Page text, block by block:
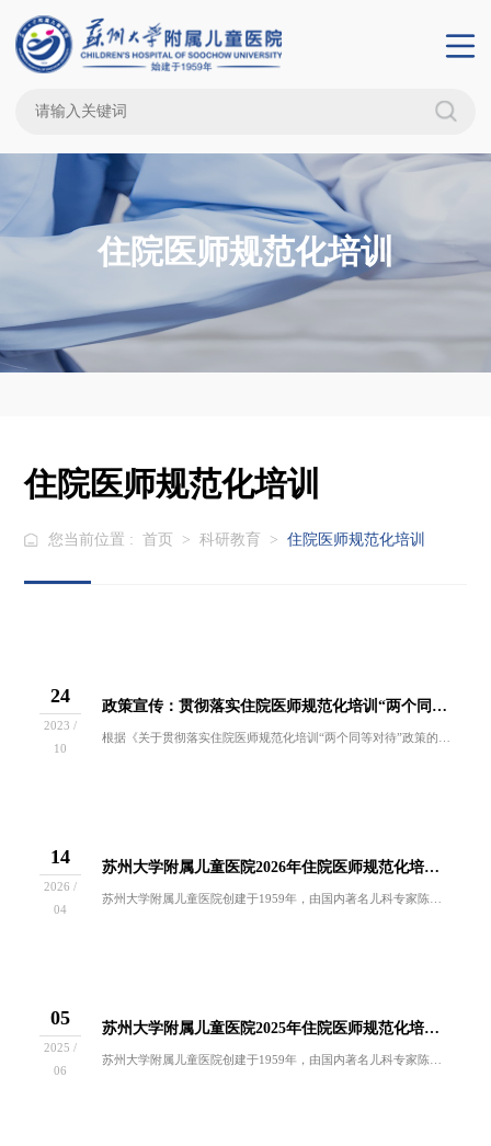
住院医师规范化培训
住院医师规范化培训
您当前位置 : 首页 > 科研教育 > 住院医师规范化培训
24
2023 /
10
政策宣传：贯彻落实住院医师规范化培训“两个同等对待”政策
根据《关于贯彻落实住院医师规范化培训“两个同等对待”政策的通知》（国卫办科教〔2021〕18号）的要求，维护住院医师权益，保障住院医师合理待...
14
2026 /
04
苏州大学附属儿童医院2026年住院医师规范化培训招收简章
苏州大学附属儿童医院创建于1959年，由国内著名儿科专家陈务民、彭大恩、何馥贞等在原苏州医学院附属第一医院儿科基础上独立组建，隶属于江苏省卫...
05
2025 /
06
苏州大学附属儿童医院2025年住院医师规范化培训招收简章
苏州大学附属儿童医院创建于1959年，由国内著名儿科专家陈务民、彭大恩、何馥贞等在原苏州医学院附属第一医院儿科基础上独立组建，隶属于江苏省卫...